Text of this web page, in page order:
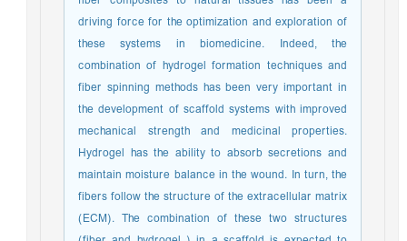
driving force for the optimization and exploration of
these systems in biomedicine. Indeed, the
combination of hydrogel formation techniques and
fiber spinning methods has been very important in
the development of scaffold systems with improved
mechanical strength and medicinal properties.
Hydrogel has the ability to absorb secretions and
maintain moisture balance in the wound. In turn, the
fibers follow the structure of the extracellular matrix
(ECM). The combination of these two structures